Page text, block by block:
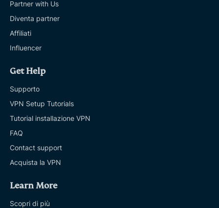
Partner with Us
Diventa partner
Affiliati
Influencer
Get Help
Supporto
VPN Setup Tutorials
Tutorial installazione VPN
FAQ
Contact support
Acquista la VPN
Learn More
Scopri di più